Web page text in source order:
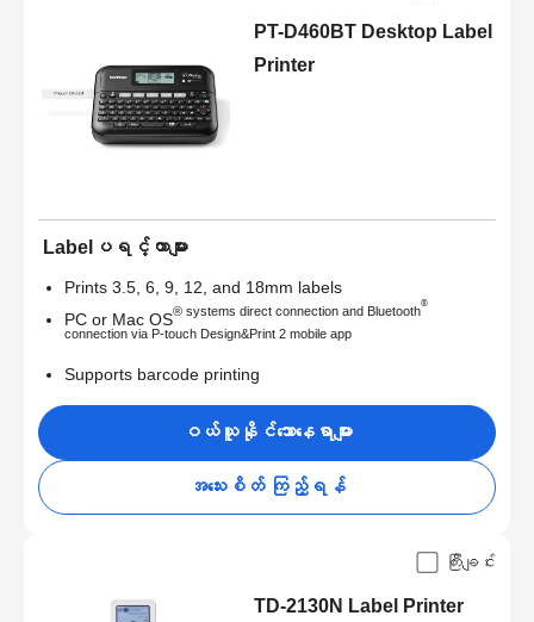
PT-D460BT Desktop Label
Printer
Labelပရင့်တာများ
Prints 3.5, 6, 9, 12, and 18mm labels
PC or Mac OS® systems direct connection and Bluetooth
®
connection via P-touch Design&Print 2 mobile app
Supports barcode printing
ဝယ်ယူနိုင်သောနေရာများ
အသေးစိတ် ကြည့်ရန်
ကြီးချင်း
TD-2130N Label Printer